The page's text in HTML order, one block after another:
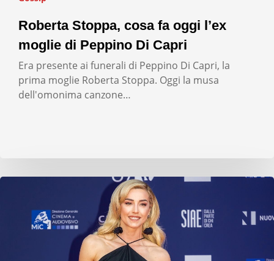
Roberta Stoppa, cosa fa oggi l’ex
moglie di Peppino Di Capri
Era presente ai funerali di Peppino Di Capri, la
prima moglie Roberta Stoppa. Oggi la musa
dell'omonima canzone…